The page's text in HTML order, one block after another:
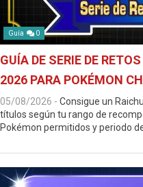
Guía 0
GUÍA DE SERIE DE
2026 PARA POKÉMON
05/08/2026 - Consigue un
títulos según tu rango de
Pokémon permitidos y periodo